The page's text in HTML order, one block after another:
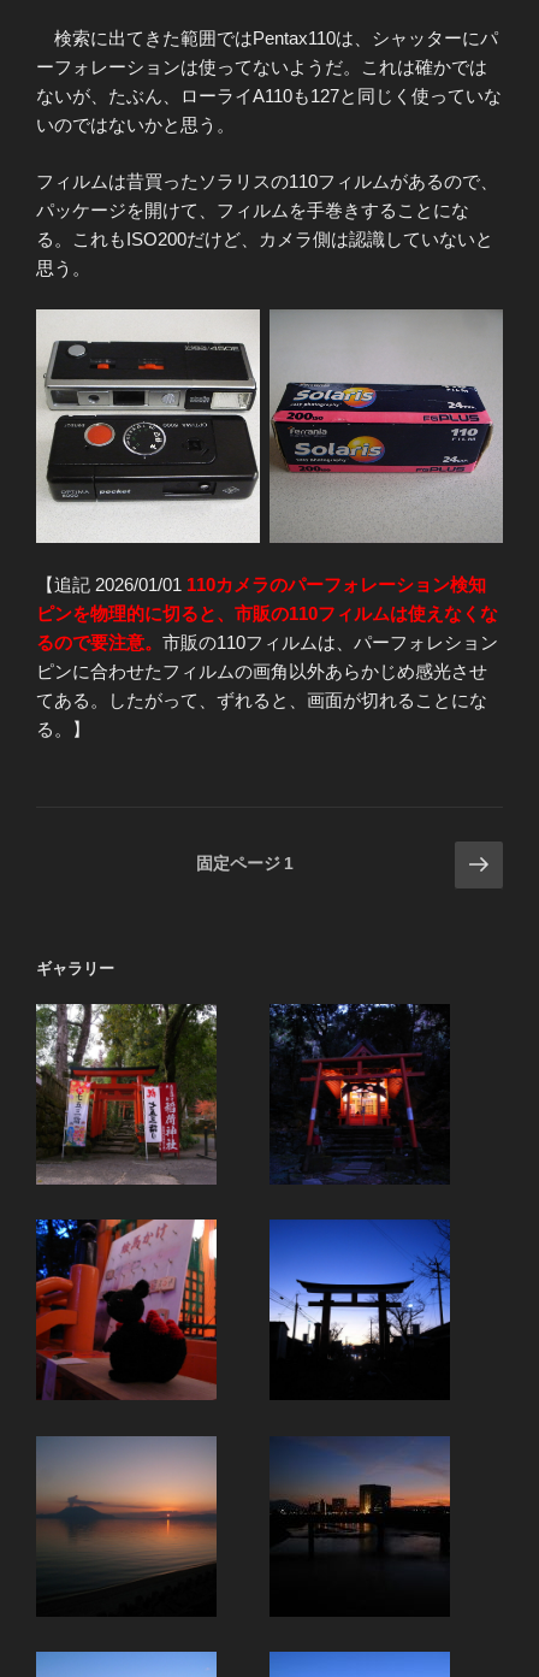
検索に出てきた範囲ではPentax110は、シャッターにパ
ーフォレーションは使ってないようだ。これは確かでは
ないが、たぶん、ローライA110も127と同じく使っていな
いのではないかと思う。
フィルムは昔買ったソラリスの110フィルムがあるので、
パッケージを開けて、フィルムを手巻きすることにな
る。これもISO200だけど、カメラ側は認識していないと
思う。
【追記 2026/01/01 110カメラのパーフォレーション検知
ピンを物理的に切ると、市販の110フィルムは使えなくな
るので要注意。 市販の110フィルムは、パーフォレション
ピンに合わせたフィルムの画角以外あらかじめ感光させ
てある。したがって、ずれると、画面が切れることにな
る。】
ペ
ジ
送
り
固定ページ 1
次
の
ギャラリー